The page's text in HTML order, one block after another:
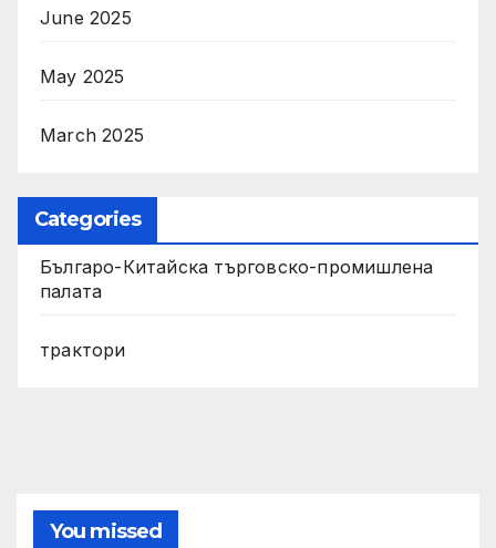
June 2025
May 2025
March 2025
Categories
Българо-Китайска търговско-промишлена
палата
трактори
You missed